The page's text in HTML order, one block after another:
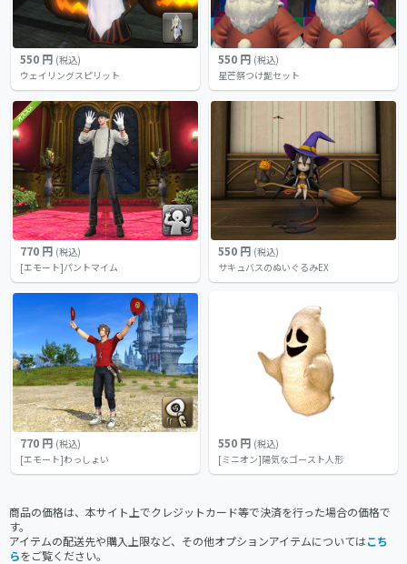
550 円 (税込)
ウェイリングスピリット
550 円 (税込)
星芒祭つけ髭セット
770 円 (税込)
[エモート]パントマイム
550 円 (税込)
サキュバスのぬいぐるみEX
770 円 (税込)
[エモート]わっしょい
550 円 (税込)
[ミニオン]陽気なゴースト人形
商品の価格は、本サイト上でクレジットカード等で決済を行った場合の価格で
す。
アイテムの配送先や購入上限など、その他オプションアイテムについてはこち
らをご覧ください。